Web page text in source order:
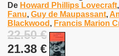
De Howard Phillips Lovecraft,
Fanu, Guy de Maupassant,
Blackwood , Francis Marion
22.50 €
21.38 €